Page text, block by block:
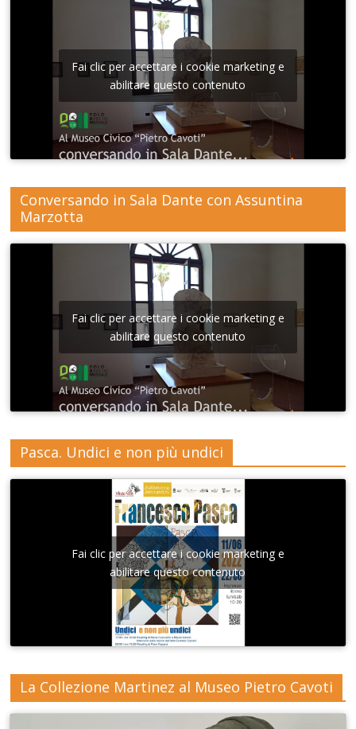
Fai clic per accettare i cookie marketing e
abilitare questo contenuto
Conversando in Sala Dante con Assuntina
Marzotta
Fai clic per accettare i cookie marketing e
abilitare questo contenuto
Pasca. Undici e non più undici
Fai clic per accettare i cookie marketing e
abilitare questo contenuto
La Collezione Martinez al Museo Pietro Cavoti